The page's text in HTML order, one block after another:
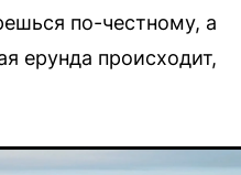
по-честному, а
ерунда происходит,